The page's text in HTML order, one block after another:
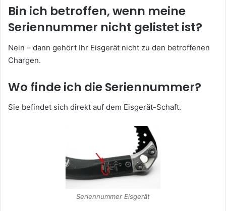
Bin ich betroffen, wenn meine
Seriennummer nicht gelistet ist?
Nein – dann gehört Ihr Eisgerät nicht zu den betroffenen
Chargen.
Wo finde ich die Seriennummer?
Sie befindet sich direkt auf dem Eisgerät-Schaft.
Seriennummer Eisgerät